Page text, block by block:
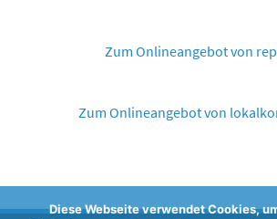
Zum Onlineangebot von
Zum Onlineangebot von
Diese Webseite verwendet Cookies,